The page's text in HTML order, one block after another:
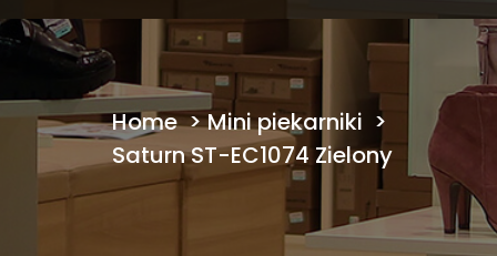
Home>Mini piekarniki >
Saturn ST-EC1074 Zielony